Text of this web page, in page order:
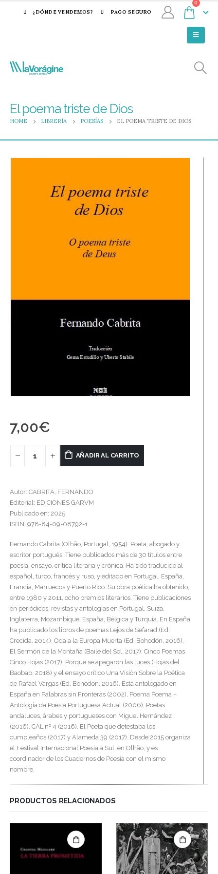
¿DÓNDE VENDEMOS? PAGO SEGURO
0
El poema triste de Dios
HOME LIBRERÍA POESÍAS EL POEMA TRISTE DE DIOS
7,00€
AÑADIR AL CARRITO
Autor: CABRITA, FERNANDO
Editorial: EDICIONES GARVM
Publicado en: 2025
ISBN: 978-84-09-08792-1
Fernando Cabrita (Olhão, Portugal, 1954). Poeta, abogado y
escritor portugués. Tiene publicados más de 30 títulos entre
poesía, ensayo, crítica literaria y crónica. Ha sido traducido al
español, turco, francés y ruso, y editado en Portugal, España,
Francia, Marruecos y Puerto Rico. Su obra poética ha obtenido,
entre 1980 y 2011, ocho premios literarios. Tiene publicaciones
en periódicos, revistas y antologías en Portugal, Suiza,
Inglaterra, Mozambique, España, Bélgica y Turquía. En España
ha publicado los libros de poemas Lejos de Sefarad (Ed.
Crecida, 2014), Oda a la Europa Muerta (Ed. Bohodón, 2016),
El Sermón de la Montaña (Baile del Sol, 2017), Cinco Poemas
Cinco Hojas (2017), Porque se apagaron las luces (Hojas del
Baobab, 2018) y el ensayo crítico Una Visión Sobre la Poética
de Rafael Vargas (Ed. Bohódon, 2016). Está antologado en
España en Palabras sin Fronteras (2002), Poema Poema –
Antologia da Poesia Portuguesa Actual (2006), Poetas
andaluces, árabes y portugueses con Miguel Hernández
(2016), CAL nº 4 (2016), El Poeta que detestaba los
cumpleaños (2017) y Alameda 39 (2017). Desde 2015 organiza
el Festival Internacional Poesia a Sul, en Olhão, y es
coordinador de los Cuadernos de Poesía con el mismo
nombre.
PRODUCTOS RELACIONADOS